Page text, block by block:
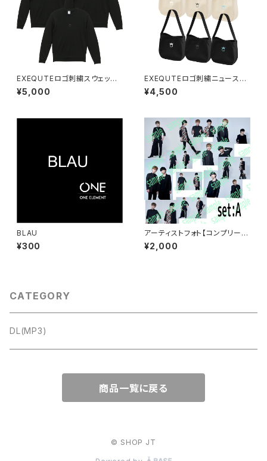
EXEQUTEロゴ刺繍スウェット
ブラック
¥5,000
EXEQUTEロゴ刺繍ニュースペ
ーパーバッグ
¥4,500
BLAU
¥300
アーティストフォト【コンプリート
セット】
¥2,000
CATEGORY
DL(MP3)
商品一覧に戻る
© SHOP JT